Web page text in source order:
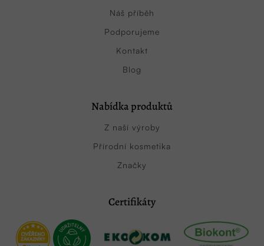
Náš příběh
Podporujeme
Kontakt
Blog
Nabídka produktů
Z naší výroby
Přírodní kosmetika
Značky
Certifikáty